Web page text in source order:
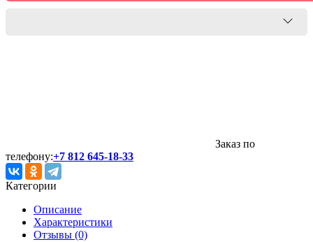
Заказ по
телефону:+7 812 645-18-33
Категории
Описание
Характеристики
Отзывы (0)